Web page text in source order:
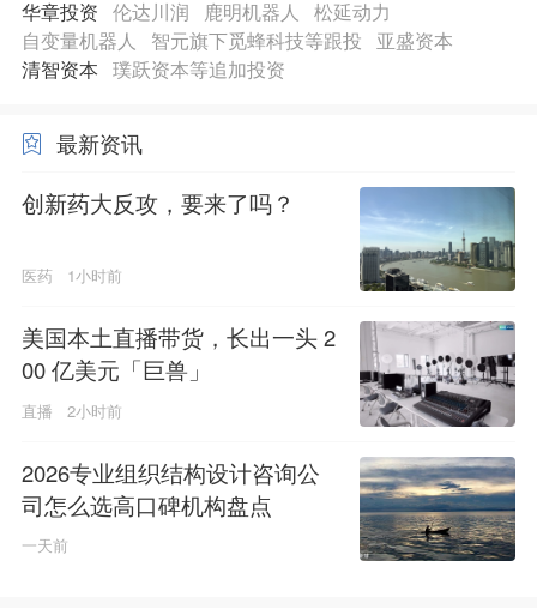
华章投资 伦达川润 鹿明机器人
松延动力
自变量机器人
智元旗下觅蜂科技等跟投
亚盛资本
清智资本 璞跃资本等追加投资
最新资讯
创新药大反攻，要来了吗？
医药 1小时前
美国本土直播带货，长出一头 2
00 亿美元「巨兽」
直播 2小时前
2026专业组织结构设计咨询公
司怎么选高口碑机构盘点
一天前